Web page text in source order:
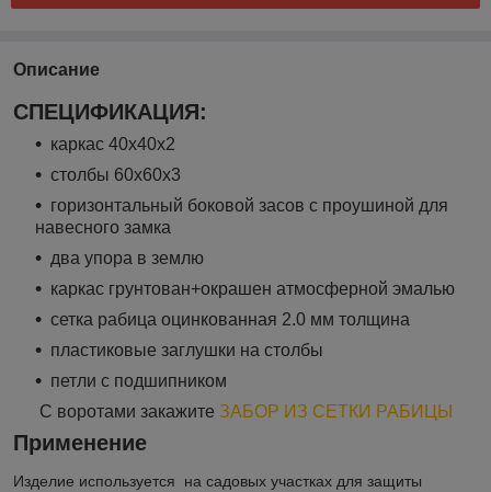
Описание
СПЕЦИФИКАЦИЯ:
каркас 40х40х2
столбы 60х60х3
горизонтальный боковой засов с проушиной для
навесного замка
два упора в землю
каркас грунтован+окрашен атмосферной эмалью
сетка рабица оцинкованная 2.0 мм толщина
пластиковые заглушки на столбы
петли с подшипником
С воротами закажите ЗАБОР ИЗ СЕТКИ РАБИЦЫ
Применение
Изделие используется на садовых участках для защиты